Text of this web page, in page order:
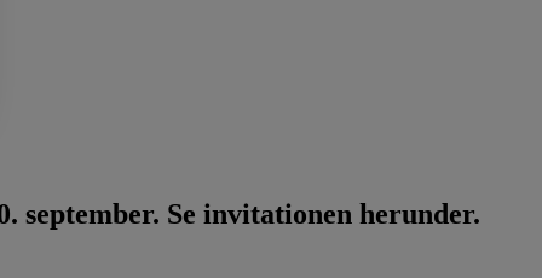
september. Se invitationen herunder.